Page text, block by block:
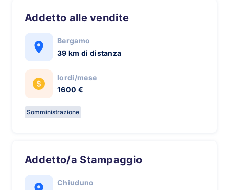
Addetto alle vendite
Bergamo
39 km di distanza
lordi/mese
1600 €
Somministrazione
Addetto/a Stampaggio
Chiuduno